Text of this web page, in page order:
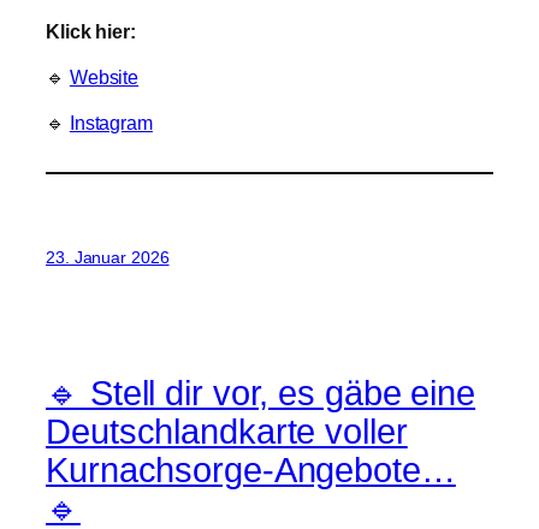
Klick hier:
🔹 Website
🔹 Instagram
23. Januar 2026
🔹 Stell dir vor, es gäbe eine
Deutschlandkarte voller
Kurnachsorge-Angebote…
🔹